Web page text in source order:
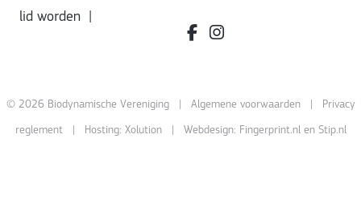
lid worden
facebook.com/bdvereniging/
instagram.com/
© 2026 Biodynamische Vereniging | Algemene voorwaarden| Privacy
reglement| Hosting: Xolution| Webdesign: Fingerprint.nlen Stip.nl